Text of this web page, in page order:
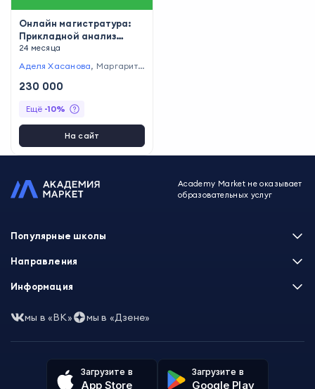
Онлайн магистратура:
Прикладной анализ
данных и машинное
обучение
24 месяца
Аделя Хасанова, Маргарита
230 000
Ещё -10%
На сайт
Academy Market не оказывает
образовательных услуг
Загрузите в
App Store
Загрузите в
Google Play
Популярные школы
Skillbox
XYZ School
Skillfactory
Talentsy
ProductStar
Направления
Программирование
Маркетинг
Аналитика
Другие профессии
Информация
Часто задаваемые вопросы
Пользовательское соглашение
Политика обработки данных
Избранные курсы
Акции и скидки
мы в «ВК» мы в «Дзене»